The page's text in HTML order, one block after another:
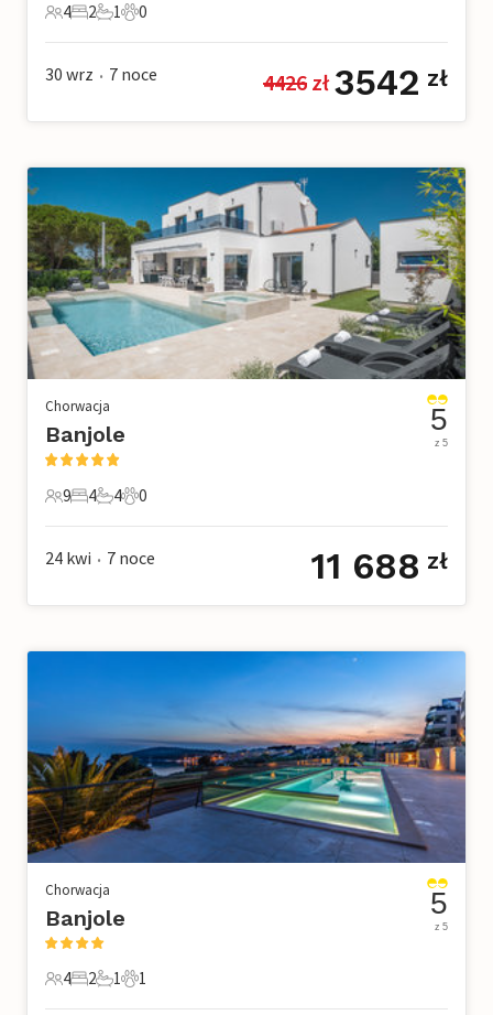
4 Goście
4
2 Sypialnie
2
1 Łazienka
1
0 Zwierzęta domowe
0
30 wrz • 7 noce 4426 zł 3542 zł
Chorwacja
Banjole
9 Goście
9
4 Sypialnie
4
4 Łazienki
4
0 Zwierzęta domowe
0
5
z 5
24 kwi • 7 noce 11 688 zł
Chorwacja
Banjole
4 Goście
4
2 Sypialnie
2
1 Łazienka
1
1 Zwierzę domowe
1
5
z 5